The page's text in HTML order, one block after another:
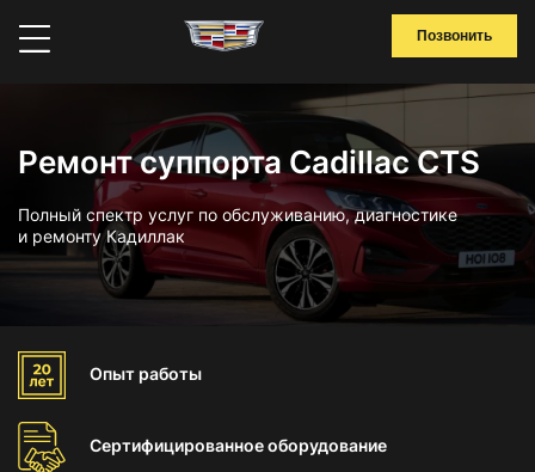
Позвонить
Ремонт суппорта Cadillac CTS
Полный спектр услуг по обслуживанию, диагностике
и ремонту Кадиллак
Опыт работы
Сертифицированноеоборудование